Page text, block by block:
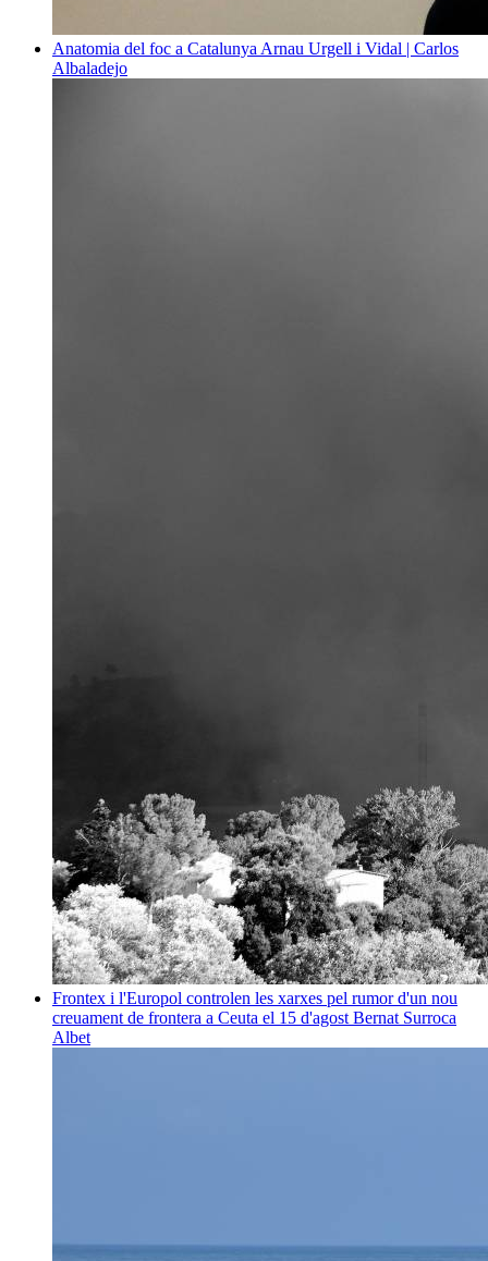
Anatomia del foc a Catalunya Arnau Urgell i Vidal | Carlos
Albaladejo
Frontex i l'Europol controlen les xarxes pel rumor d'un nou
creuament de frontera a Ceuta el 15 d'agost Bernat Surroca
Albet